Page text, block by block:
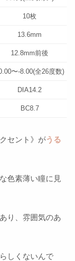
10枚
13.6mm
12.8mm前後
〜-8.00(全26度数)
DIA14.2
BC8.7
セント》がうる
色素薄い瞳に見
り、雰囲気のあ
しくないんで